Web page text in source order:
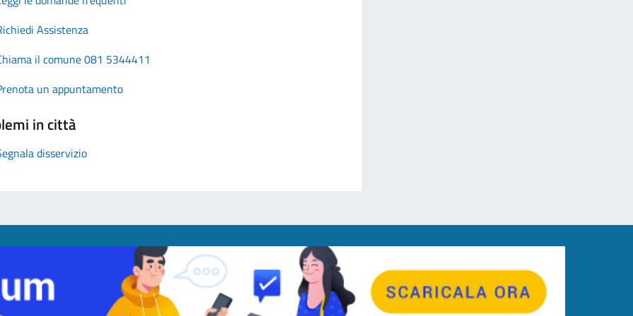
Assistenza
il comune 081 5344411
un appuntamento
in città
disservizio